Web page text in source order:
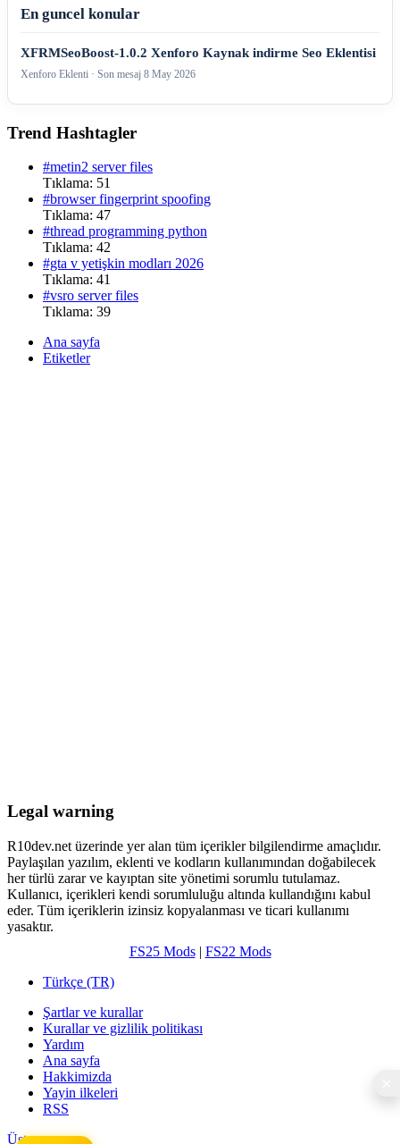
En guncel konular
XFRMSeoBoost-1.0.2 Xenforo Kaynak indirme Seo Eklentisi
Xenforo Eklenti · Son mesaj 8 May 2026
Trend Hashtagler
#metin2 server files
Tıklama: 51
#browser fingerprint spoofing
Tıklama: 47
#thread programming python
Tıklama: 42
#gta v yetişkin modları 2026
Tıklama: 41
#vsro server files
Tıklama: 39
Ana sayfa
Etiketler
Legal warning
R10dev.net üzerinde yer alan tüm içerikler bilgilendirme amaçlıdır.
Paylaşılan yazılım, eklenti ve kodların kullanımından doğabilecek
her türlü zarar ve kayıptan site yönetimi sorumlu tutulamaz.
Kullanıcı, içerikleri kendi sorumluluğu altında kullandığını kabul
eder. Tüm içeriklerin izinsiz kopyalanması ve ticari kullanımı
yasaktır.
FS25 Mods| FS22 Mods
Türkçe (TR)
Şartlar ve kurallar
Kurallar ve gizlilik politikası
Yardım
Ana sayfa
Hakkimizda
Yayin ilkeleri
RSS
Üst